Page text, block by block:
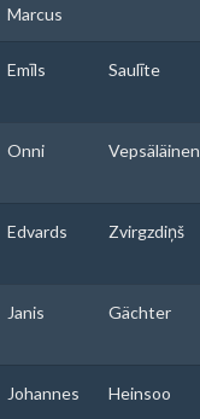
Marcus
Emīls Saulīte
Onni Vepsäläinen
Edvards Zvirgzdiņš
Janis Gächter
Johannes Heinsoo